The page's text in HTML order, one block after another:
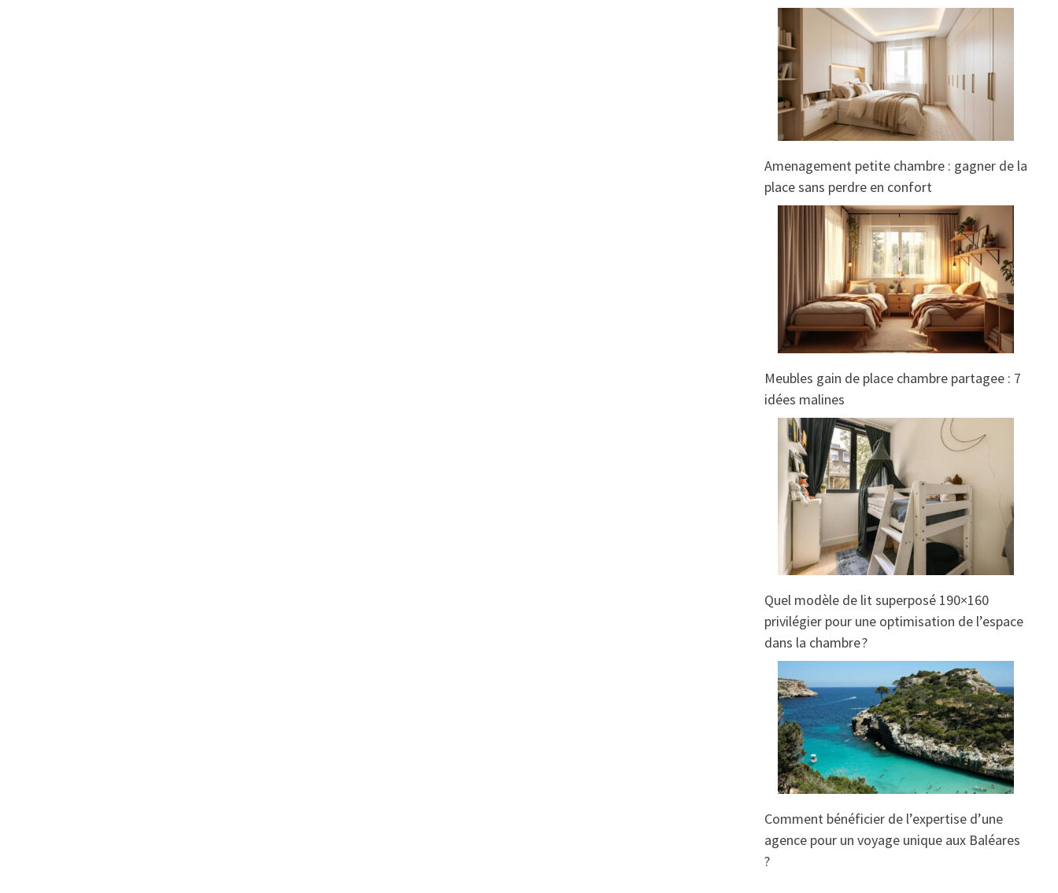
Amenagement petite chambre : gagner de la
place sans perdre en confort
Meubles gain de place chambre partagee : 7
idées malines
Quel modèle de lit superposé 190×160
privilégier pour une optimisation de l’espace
dans la chambre ?
Comment bénéficier de l’expertise d’une
agence pour un voyage unique aux Baléares
?